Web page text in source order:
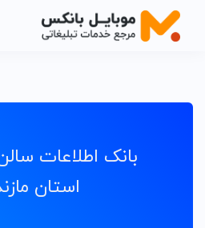
بانک اطلاعات
استان